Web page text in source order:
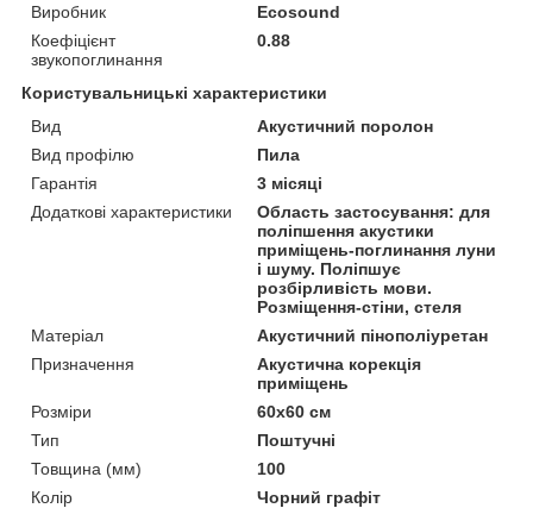
Виробник
Ecosound
Коефіцієнт
звукопоглинання
0.88
Користувальницькі характеристики
Вид
Акустичний поролон
Вид профілю
Пила
Гарантія
3 місяці
Додаткові характеристики
Область застосування: для
поліпшення акустики
приміщень-поглинання луни
і шуму. Поліпшує
розбірливість мови.
Розміщення-стіни, стеля
Матеріал
Акустичний пінополіуретан
Призначення
Акустична корекція
приміщень
Розміри
60х60 см
Тип
Поштучні
Товщина (мм)
100
Колір
Чорний графіт